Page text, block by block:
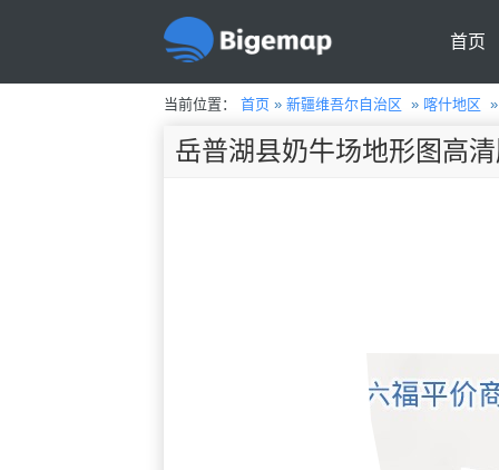
首页
当前位置： 首页» 新疆维吾尔自治区 » 喀什地区
岳普湖县奶牛场地形图高